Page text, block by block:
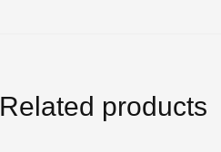
Related products